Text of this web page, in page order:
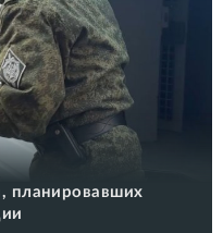
планировавших